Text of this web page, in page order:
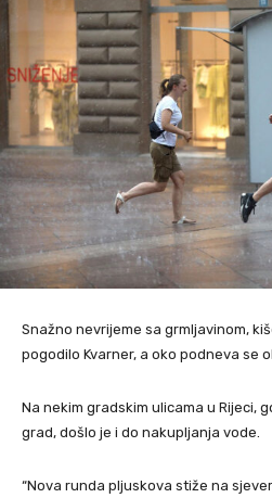
Snažno nevrijeme sa grmljavinom,
pogodilo Kvarner, a oko podneva se
Na nekim gradskim ulicama u Rijeci,
grad, došlo je i do nakupljanja vode.
“Nova runda pljuskova stiže na